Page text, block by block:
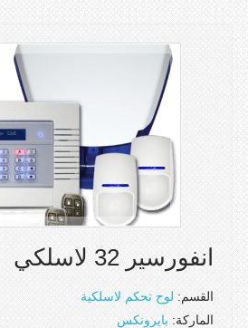
انفورسير 32 لاسلكي
القسم: لوح تحكم لاسلكية
الماركة: بايرونكس